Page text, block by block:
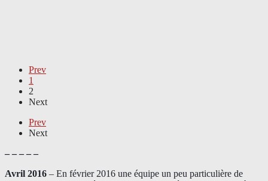
Prev
1
2
Next
Prev
Next
– – – – –
Avril 2016 – En février 2016 une équipe un peu particulière de